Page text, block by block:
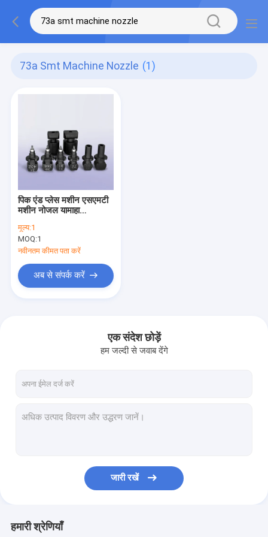
73a Smt Machine Nozzle (1)
पिक एंड प्लेस मशीन एसएमटी
मशीन नोजल यामाहा
मूल्य:1
MOQ:1
नवीनतम कीमत पता करें
अब से संपर्क करें
एक संदेश छोड़ें
हम जल्दी से जवाब देंगे
जारी रखें
हमारी श्रेणियाँ